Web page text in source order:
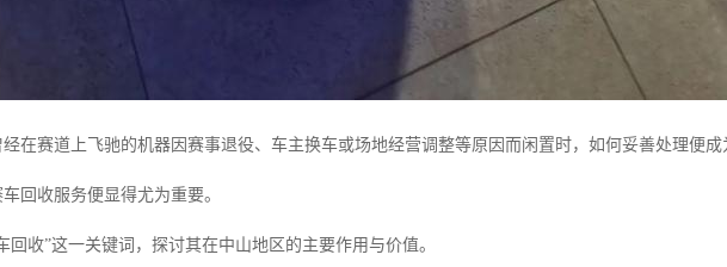
在赛道上飞驰的机器因赛事退役、车主换车或场地经营调整等原因而闲置时，如何妥善处理便成
回收服务便显得尤为重要。
回收”这一关键词，探讨其在中山地区的主要作用与价值。